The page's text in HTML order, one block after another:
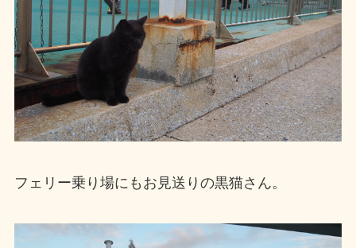
フェリー乗り場にもお見送りの黒猫さん。